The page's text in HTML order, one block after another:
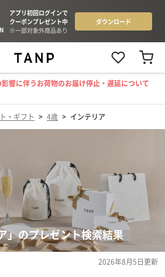
影響に伴うお荷物のお届け停止・遅延について
・ギフト > 4歳 > インテリア
」のプレゼント検索結果
2026年8月5日更新